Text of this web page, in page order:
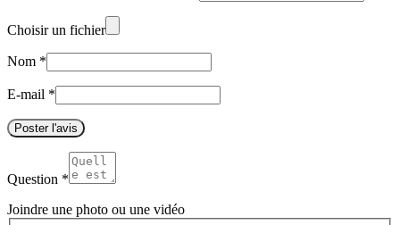
Choisir un fichier
Nom *
E-mail *
Poster l'avis
Question *
Joindre une photo ou une vidéo